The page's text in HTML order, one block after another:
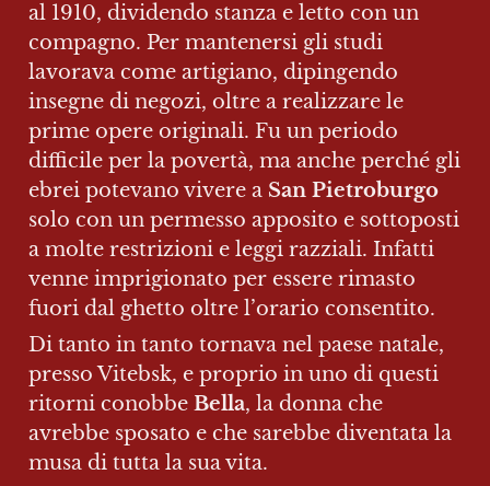
al 1910, dividendo stanza e letto con un
compagno. Per mantenersi gli studi
lavorava come artigiano, dipingendo
insegne di negozi, oltre a realizzare le
prime opere originali. Fu un periodo
difficile per la povertà, ma anche perché gli
ebrei potevano vivere a San Pietroburgo
solo con un permesso apposito e sottoposti
a molte restrizioni e leggi razziali. Infatti
venne imprigionato per essere rimasto
fuori dal ghetto oltre l’orario consentito.
Di tanto in tanto tornava nel paese natale,
presso Vitebsk, e proprio in uno di questi
ritorni conobbe Bella, la donna che
avrebbe sposato e che sarebbe diventata la
musa di tutta la sua vita.